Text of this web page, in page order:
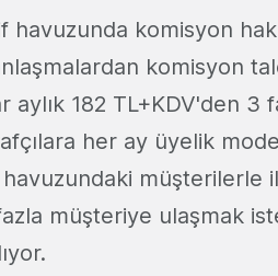
komisyon
komisyon
182 TL+KDV'den 3
her ay üyelik
müşterilerle
müşteriye ulaşmak